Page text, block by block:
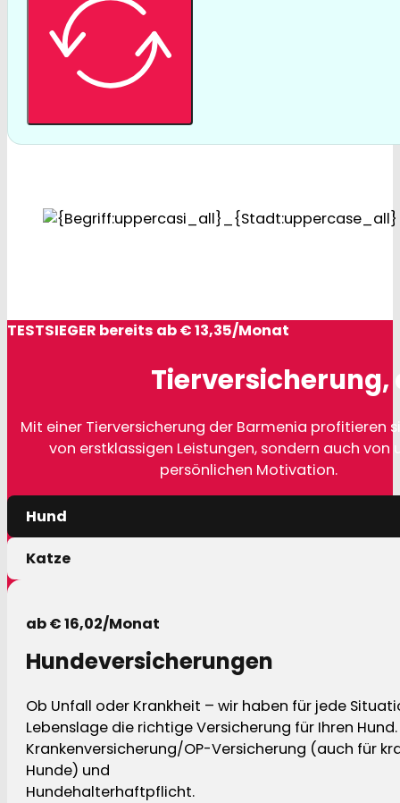
TESTSIEGER bereits ab € 13,35/Monat
Tierversicherung,
Mit einer Tierversicherung der Barmenia profitieren
von erstklassigen Leistungen, sondern auch von
persönlichen Motivation.
Hund
Katze
ab € 16,02/Monat
Hundeversicherungen
Ob Unfall oder Krankheit – wir haben für jede
Lebenslage die richtige Versicherung für Ihren Hund.
Krankenversicherung/OP-Versicherung (auch für
Hunde) und
Hundehalterhaftpflicht.